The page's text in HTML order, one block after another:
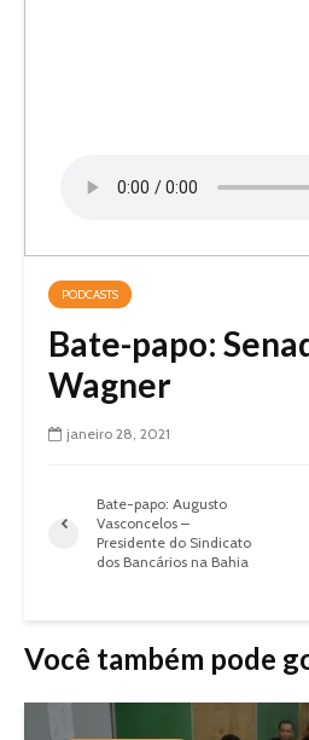
PODCASTS
Bate-papo:
Wagner
janeiro 28, 2021
Bate-papo: Augusto
Vasconcelos –
Presidente do Sindicato
dos Bancários na Bahia
Você também pode